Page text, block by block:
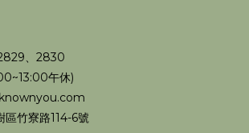
、2830
午休)
竹寮路114-6號